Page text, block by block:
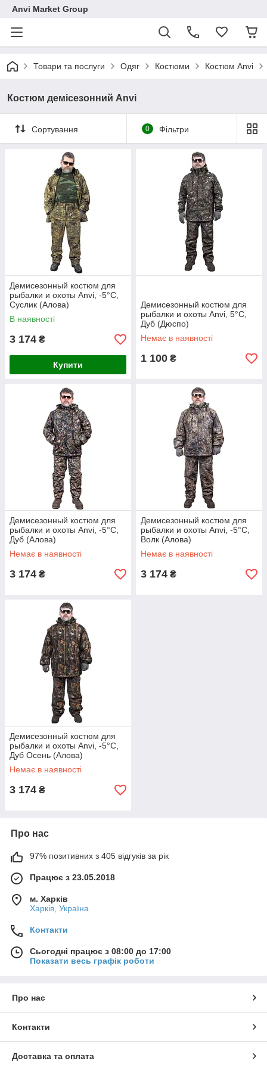
Anvi Market Group
Товари та послуги Одяг Костюми Костюм Anvi
Костюм демісезонний Anvi
Сортування 0 Фільтри
Демисезонный костюм для
рыбалки и охоты Anvi, -5°С,
Суслик (Алова)
В наявності
3 174 ₴
Купити
Демисезонный костюм для
рыбалки и охоты Anvi, 5°С,
Дуб (Дюспо)
Немає в наявності
1 100 ₴
Демисезонный костюм для
рыбалки и охоты Anvi, -5°С,
Дуб (Алова)
Немає в наявності
3 174 ₴
Демисезонный костюм для
рыбалки и охоты Anvi, -5°С,
Волк (Алова)
Немає в наявності
3 174 ₴
Демисезонный костюм для
рыбалки и охоты Anvi, -5°С,
Дуб Осень (Алова)
Немає в наявності
3 174 ₴
Про нас
97% позитивних з 405 відгуків за рік
Працює з 23.05.2018
м. Харків
Харків, Україна
Контакти
Сьогодні працює з 08:00 до 17:00
Показати весь графік роботи
Про нас
Контакти
Доставка та оплата